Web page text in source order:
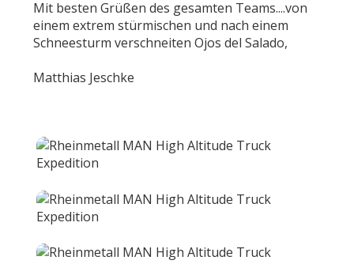
Mit besten Grüßen des gesamten Teams....von
einem extrem stürmischen und nach einem
Schneesturm verschneiten Ojos del Salado,
Matthias Jeschke